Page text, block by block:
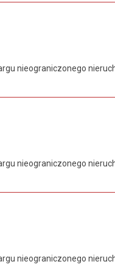
nieograniczonego
nieograniczonego
nieograniczonego